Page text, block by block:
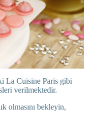
La Cuisine Paris gibi
verilmektedir.
olmasını bekleyin,